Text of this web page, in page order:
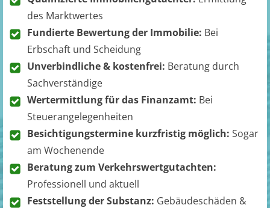
des Marktwertes
Fundierte Bewertung der Immobilie: Bei
Erbschaft und Scheidung
Unverbindliche & kostenfrei: Beratung durch
Sachverständige
Wertermittlung für das Finanzamt: Bei
Steuerangelegenheiten
Besichtigungstermine kurzfristig möglich: Sogar
am Wochenende
Beratung zum Verkehrswertgutachten:
Professionell und aktuell
Feststellung der Substanz: Gebäudeschäden &